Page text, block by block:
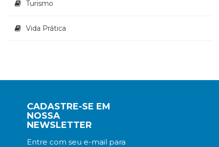
Turismo
Vida Prática
CADASTRE-SE EM
NOSSA
NEWSLETTER
Entre com seu e-mail para